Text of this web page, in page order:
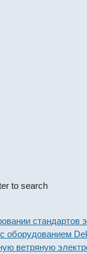
to search
стандартов